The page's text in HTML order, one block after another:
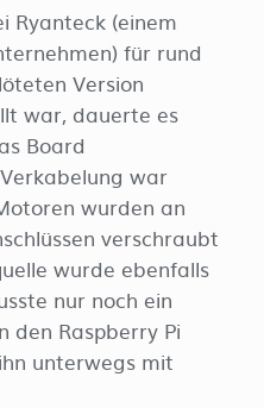
Ryanteck (einem
für rund
Version
war, dauerte es
Board
war
wurden an
verschraubt
wurde ebenfalls
nur noch ein
den Raspberry Pi
unterwegs mit